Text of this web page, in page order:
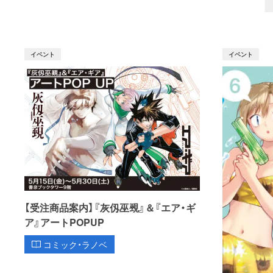
イベント
【受注商品案内】『灰仭巫覡』＆『エア・ギ
ア』アートPOPUP
コミック・ラノベ
イベント